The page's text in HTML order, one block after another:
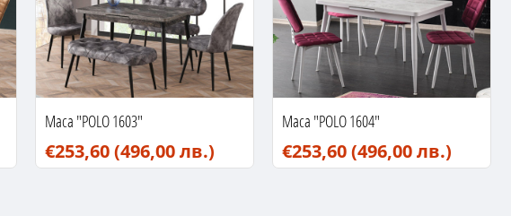
Маса "POLO 1603"
€253,60(496,00 лв.)
Маса "POLO 1604"
€253,60(496,00 лв.)